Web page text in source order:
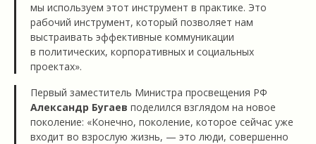
мы используем этот инструмент в практике. Это
рабочий инструмент, который позволяет нам
выстраивать эффективные коммуникации
в политических, корпоративных и социальных
проектах».
Первый заместитель Министра просвещения РФ
Александр Бугаев поделился взглядом на новое
поколение: «Конечно, поколение, которое сейчас уже
входит во взрослую жизнь, — это люди, совершенно